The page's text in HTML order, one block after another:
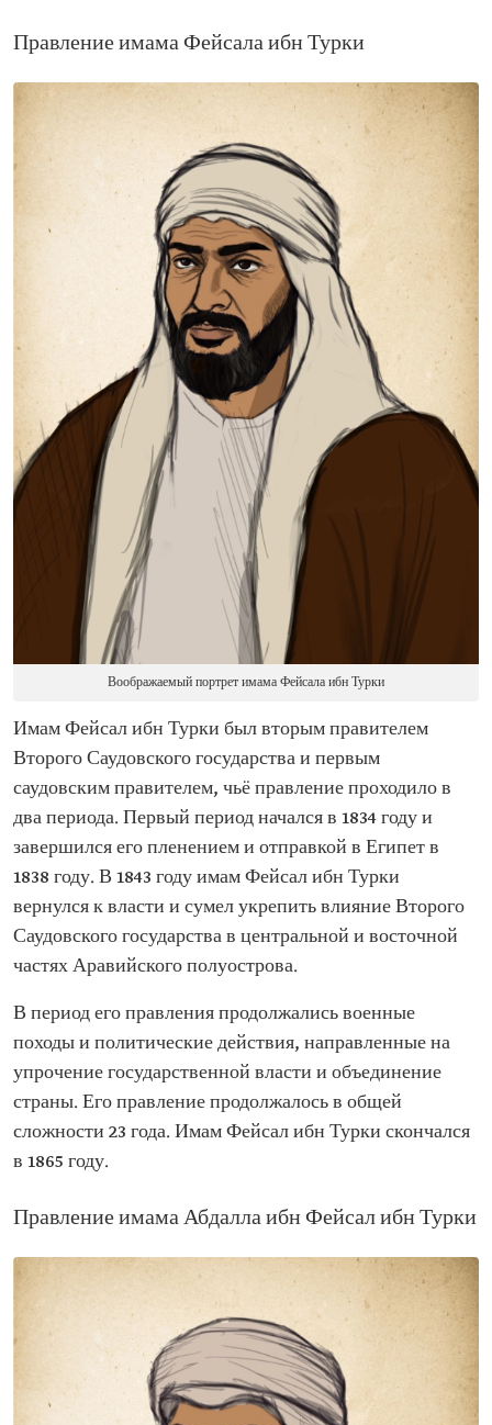
Правление имама Фейсала ибн Турки
Воображаемый портрет имама Фейсала ибн Турки
Имам Фейсал ибн Турки был вторым правителем
Второго Саудовского государства и первым
саудовским правителем, чьё правление проходило в
два периода. Первый период начался в 1834 году и
завершился его пленением и отправкой в Египет в
1838 году. В 1843 году имам Фейсал ибн Турки
вернулся к власти и сумел укрепить влияние Второго
Саудовского государства в центральной и восточной
частях Аравийского полуострова.
В период его правления продолжались военные
походы и политические действия, направленные на
упрочение государственной власти и объединение
страны. Его правление продолжалось в общей
сложности 23 года. Имам Фейсал ибн Турки скончался
в 1865 году.
Правление имама Абдалла ибн Фейсал ибн Турки